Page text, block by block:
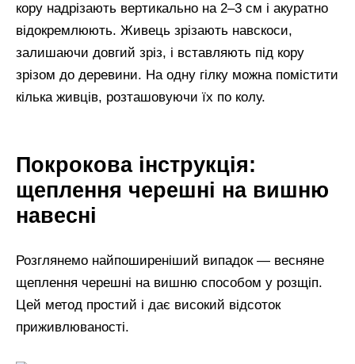
кору надрізають вертикально на 2–3 см і акуратно
відокремлюють. Живець зрізають навскоси,
залишаючи довгий зріз, і вставляють під кору
зрізом до деревини. На одну гілку можна помістити
кілька живців, розташовуючи їх по колу.
Покрокова інструкція:
щеплення черешні на вишню
навесні
Розглянемо найпоширеніший випадок — весняне
щеплення черешні на вишню способом у розщіп.
Цей метод простий і дає високий відсоток
приживлюваності.